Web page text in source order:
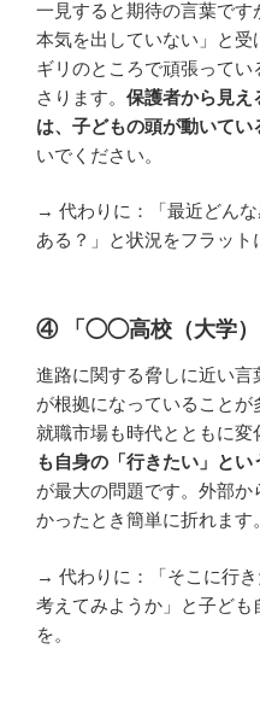
一見すると期待の言葉で
本気を出していない」と受
ギリのところで頑張ってい
さります。 保護者から見え
は、子どもの頭が動いてい
いでください。
→ 代わりに：「最近どん
ある？」と状況をフラット
④ 「◯◯高校（大学）
進路に関する脅しに近い言
が根拠になっていること
就職市場も時代とともに変
も自身の「行きたい」と
が最大の問題です。外部
かったとき簡単に折れます。
→ 代わりに：「そこに行
考えてみようか」と子ど
を。